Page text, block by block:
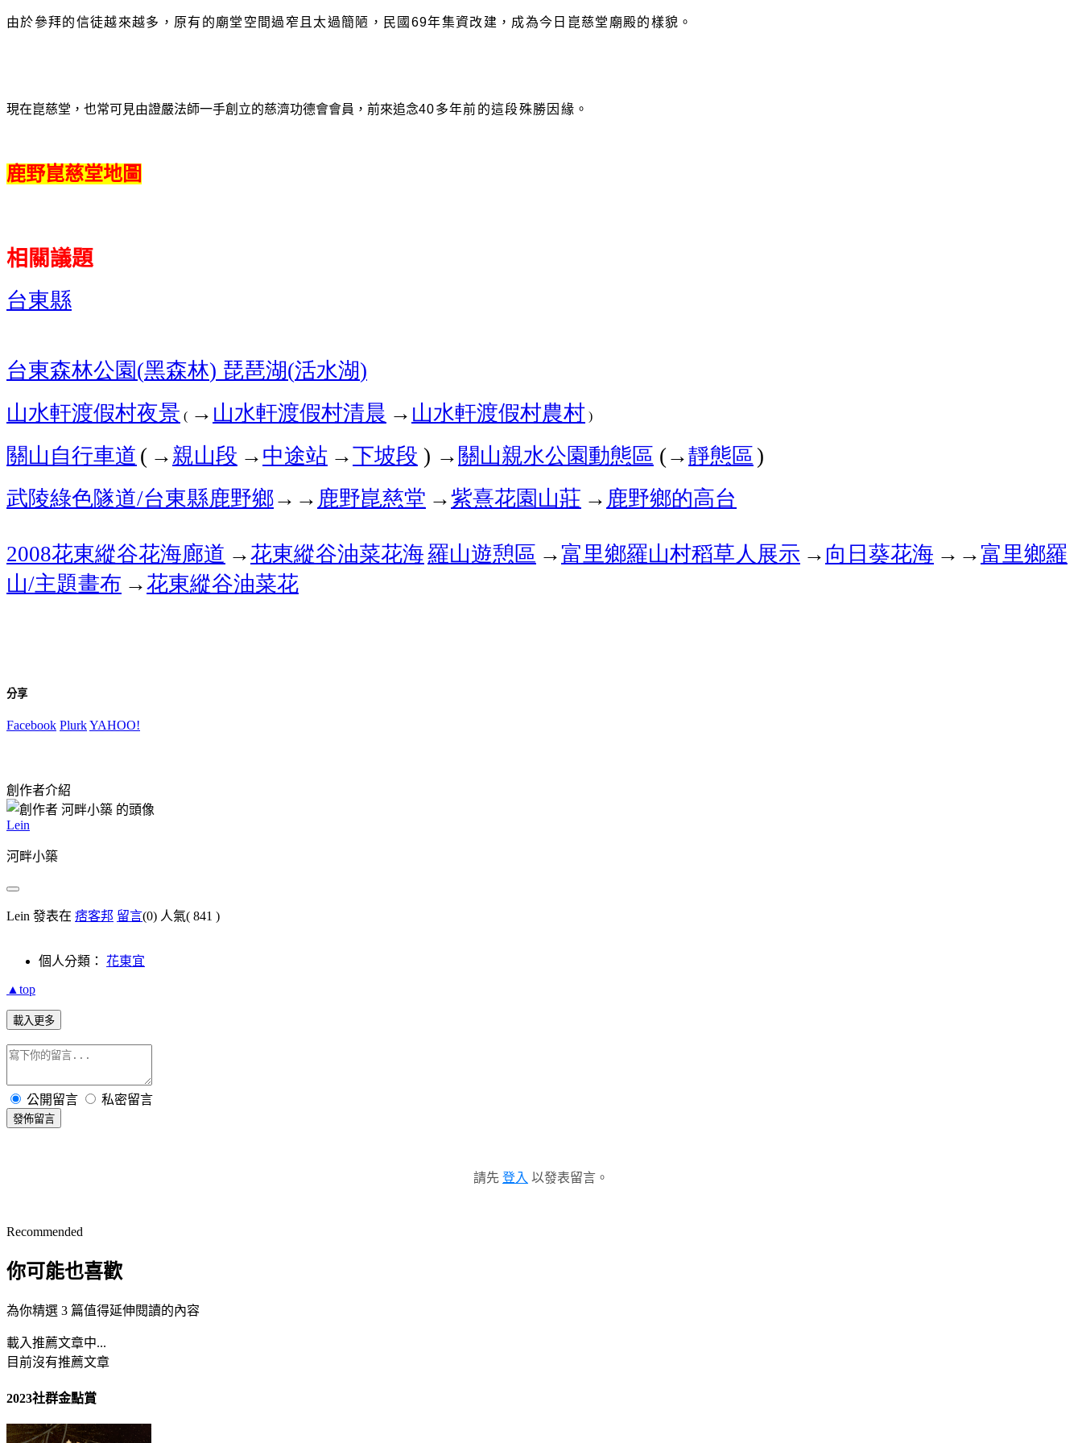
由於參拜的信徒越來越多，原有的廟堂空間過窄且太過簡陋，民國 69年集資改建，成為今日崑慈堂廟殿的樣貌。
現在崑慈堂，也常可見由證嚴法師一手創立的慈濟功德會會員，前來追念40多年前的這段殊勝因緣。
鹿野崑慈堂地圖
相關議題
台東縣
台東森林公園(黑森林) 琵琶湖(活水湖)
山水軒渡假村夜景 ( →山水軒渡假村清晨 →山水軒渡假村農村 )
關山自行車道 ( →親山段 →中途站 →下坡段 ) →關山親水公園動態區 (→靜態區)
武陵綠色隧道/台東縣鹿野鄉→ → 鹿野崑慈堂 →紫熹花園山莊 → 鹿野鄉的高台
2008花東縱谷花海廊道 →花東縱谷油菜花海羅山遊憩區 →富里鄉羅山村稻草人展示 →向日葵花海 → →富里鄉羅
山/主題畫布 →花東縱谷油菜花
分享
Facebook PlurkYAHOO!
創作者介紹
Lein
河畔小築
Lein 發表在 痞客邦 留言(0) 人氣( 841 )
個人分類： 花東宜
▲top
載入更多
公開留言 私密留言
發佈留言
請先 登入 以發表留言。
Recommended
你可能也喜歡
為你精選 3 篇值得延伸閱讀的內容
載入推薦文章中...
目前沒有推薦文章
2023社群金點賞